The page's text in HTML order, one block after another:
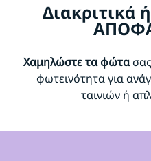
Διακριτικά
Χαμηλώστε τα φώτασας
φωτεινότητα για
ταινιών ή